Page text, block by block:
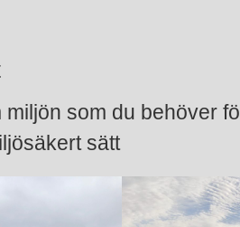
som du behöver
sätt